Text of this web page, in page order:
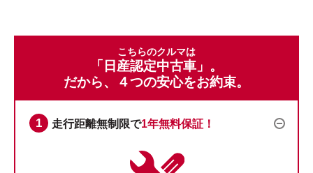
こちらのクルマは
「日産認定中古車」。
だから、４つの安心をお約束。
走行距離無制限で1年無料保証！